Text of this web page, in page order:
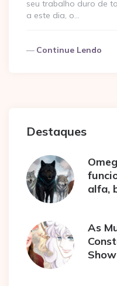
seu trabalho duro de
a este dia, o…
Continue Lendo
Destaques
alfa,
As